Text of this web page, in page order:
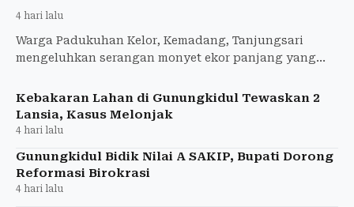
4 hari lalu
Warga Padukuhan Kelor, Kemadang, Tanjungsari
mengeluhkan serangan monyet ekor panjang yang
gagal panen.
Kebakaran Lahan di Gunungkidul Tewaskan 2
Lansia, Kasus Melonjak
4 hari lalu
Gunungkidul Bidik Nilai A SAKIP, Bupati Dorong
Reformasi Birokrasi
4 hari lalu